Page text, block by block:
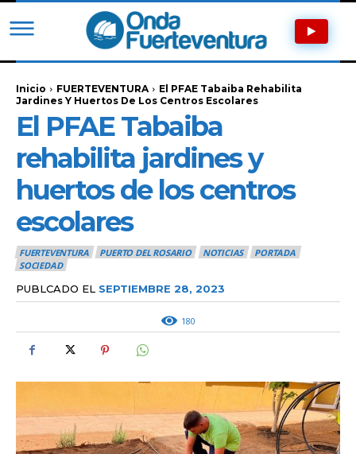
Inicio FUERTEVENTURA
El PFAE Tabaiba Rehabilita
Jardines Y Huertos De Los Centros Escolares
El PFAE Tabaiba
rehabilita jardines y
huertos de los centros
escolares
FUERTEVENTURA PUERTO DEL ROSARIO NOTICIAS
PORTADA
SOCIEDAD
PUBLCADO EL SEPTIEMBRE 28, 2023
180